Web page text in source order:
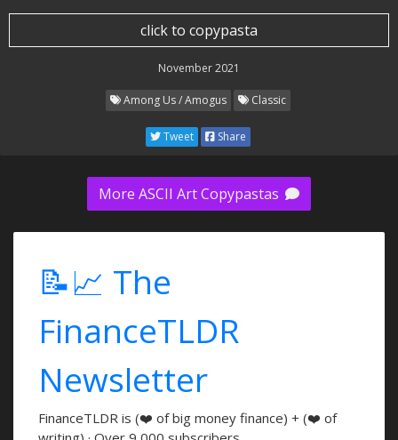
click to copypasta
November 2021
Among Us / Amogus Classic
Tweet Share
More ASCII Art Copypastas
📝📈 The
FinanceTLDR
Newsletter
FinanceTLDR is (❤️ of big money finance) + (❤️ of